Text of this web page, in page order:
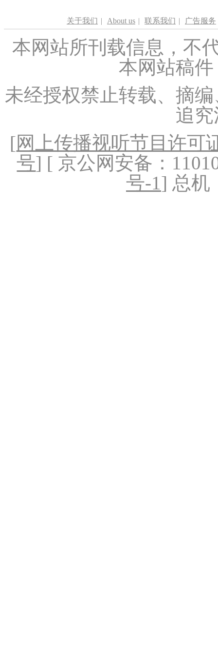
关于我们 | About us | 联系我们 | 广告服务
本网站所刊载信息，不
本网站稿
未经授权禁止转载、摘
追
[网上传播视听节目许可
号] [ 京公网安备：
号-1] 总机